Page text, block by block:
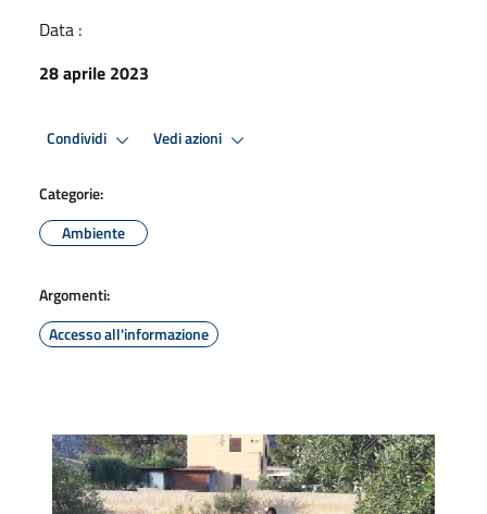
Data :
28 aprile 2023
Condividi Vedi azioni
Categorie:
Ambiente
Argomenti:
Accesso all'informazione